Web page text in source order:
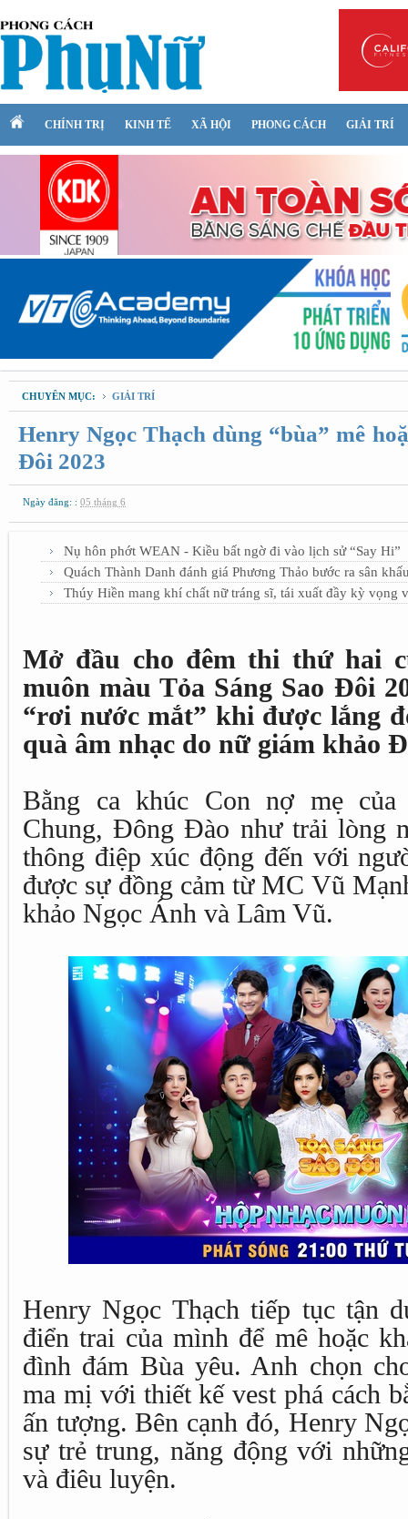
CHÍNH TRỊ KINH TẾ XÃ HỘI PHONG CÁCH GIẢI TRÍ
CHUYÊN MỤC: GIẢI TRÍ
Henry Ngọc Thạch dùng “bùa” mê
Đôi 2023
Ngày đăng: : 05 tháng 6
Nụ hôn phớt WEAN - Kiều bất ngờ đi vào lịch sử “Say Hi”
Quách Thành Danh đánh giá Phương Thảo bước ra sân
Thúy Hiền mang khí chất nữ tráng sĩ, tái xuất đầy kỳ vọng
Mở đầu cho đêm thi thứ hai
muôn màu Tỏa Sáng Sao Đôi
“rơi nước mắt” khi được lắng
quà âm nhạc do nữ giám khảo
Bằng ca khúc Con nợ mẹ
Chung, Đông Đào như trải lòng
thông điệp xúc động đến với
được sự đồng cảm từ MC Vũ
khảo Ngọc Ánh và Lâm Vũ.
Henry Ngọc Thạch tiếp tục tận
điển trai của mình để mê hoặc
đình đám Bùa yêu. Anh chọn
ma mị với thiết kế vest phá cách
ấn tượng. Bên cạnh đó, Henry
sự trẻ trung, năng động với
và điêu luyện.